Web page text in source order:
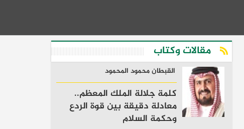
مقالات وكتاب
القبطان محمود المحمود
كلمة جلالة الملك المعظم..
معادلة دقيقة بين قوة الردع
وحكمة السلام